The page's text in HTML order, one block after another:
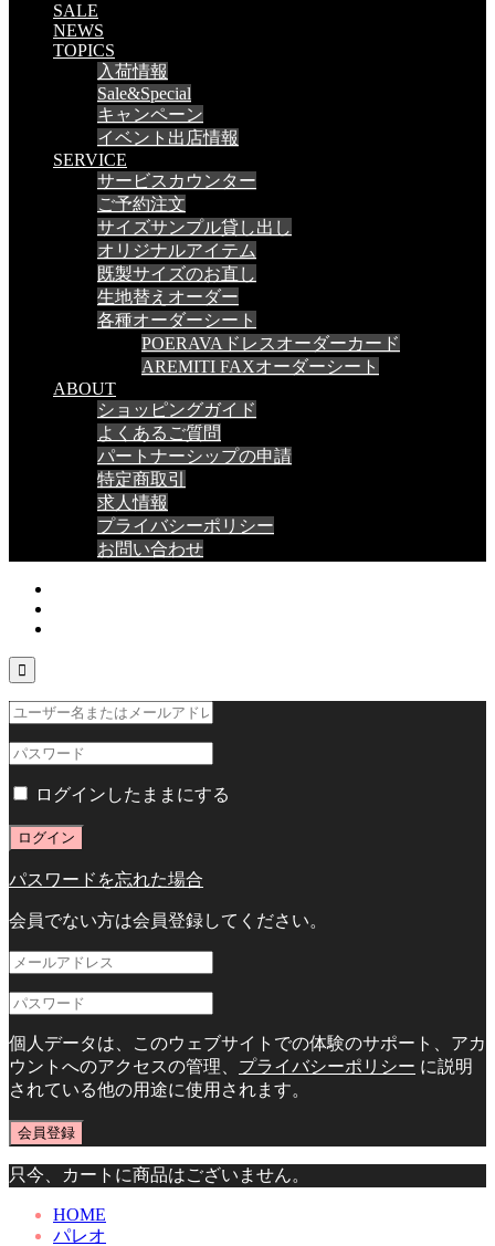
SALE
NEWS
TOPICS
入荷情報
Sale&Special
キャンペーン
イベント出店情報
SERVICE
サービスカウンター
ご予約注文
サイズサンプル貸し出し
オリジナルアイテム
既製サイズのお直し
生地替えオーダー
各種オーダーシート
POERAVAドレスオーダーカード
AREMITI FAXオーダーシート
ABOUT
ショッピングガイド
よくあるご質問
パートナーシップの申請
特定商取引
求人情報
プライバシーポリシー
お問い合わせ

ログインしたままにする
ログイン
パスワードを忘れた場合
会員でない方は会員登録してください。
個人データは、このウェブサイトでの体験のサポート、アカ
ウントへのアクセスの管理、 プライバシーポリシー に説明
されている他の用途に使用されます。
会員登録
只今、カートに商品はございません。
HOME
パレオ